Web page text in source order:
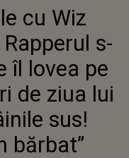
FIUL SĂU!
S-A FILMAT ÎN TIMP
PE SEBASTIAN DE
LUI DE NAȘTERE:
POARTĂ-TE CA
cu Wiz
s-
îl lovea pe
de ziua lui
sus!
bărbat”